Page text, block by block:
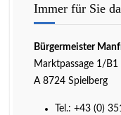
Immer für Sie
Bürgermeister
Marktpassage 1/B1
A 8724 Spielberg
Tel.: +43 (0)